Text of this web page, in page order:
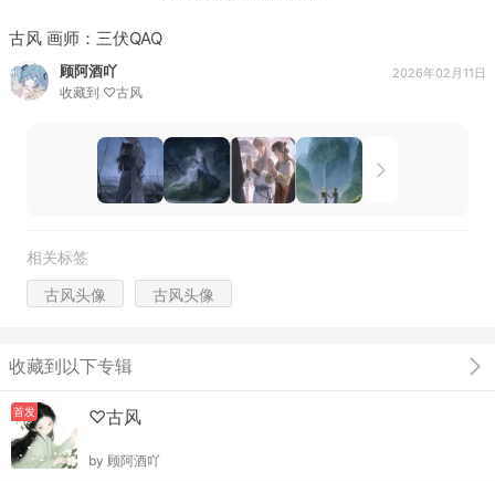
古风 画师：三伏QAQ
顾阿酒吖
收藏到 ♡古风
2026年02月11日
相关标签
古风头像 古风头像
收藏到以下专辑
首发 ♡古风
by 顾阿酒吖